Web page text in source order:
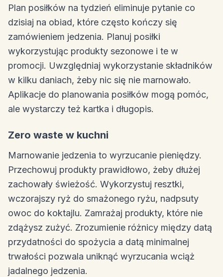
Plan posiłków na tydzień eliminuje pytanie co
dzisiaj na obiad, które często kończy się
zamówieniem jedzenia. Planuj posiłki
wykorzystując produkty sezonowe i te w
promocji. Uwzględniaj wykorzystanie składników
w kilku daniach, żeby nic się nie marnowało.
Aplikacje do planowania posiłków mogą pomóc,
ale wystarczy też kartka i długopis.
Zero waste w kuchni
Marnowanie jedzenia to wyrzucanie pieniędzy.
Przechowuj produkty prawidłowo, żeby dłużej
zachowały świeżość. Wykorzystuj resztki,
wczorajszy ryż do smażonego ryżu, nadpsuty
owoc do koktajlu. Zamrażaj produkty, które nie
zdążysz zużyć. Zrozumienie różnicy między datą
przydatności do spożycia a datą minimalnej
trwałości pozwala uniknąć wyrzucania wciąż
jadalnego jedzenia.